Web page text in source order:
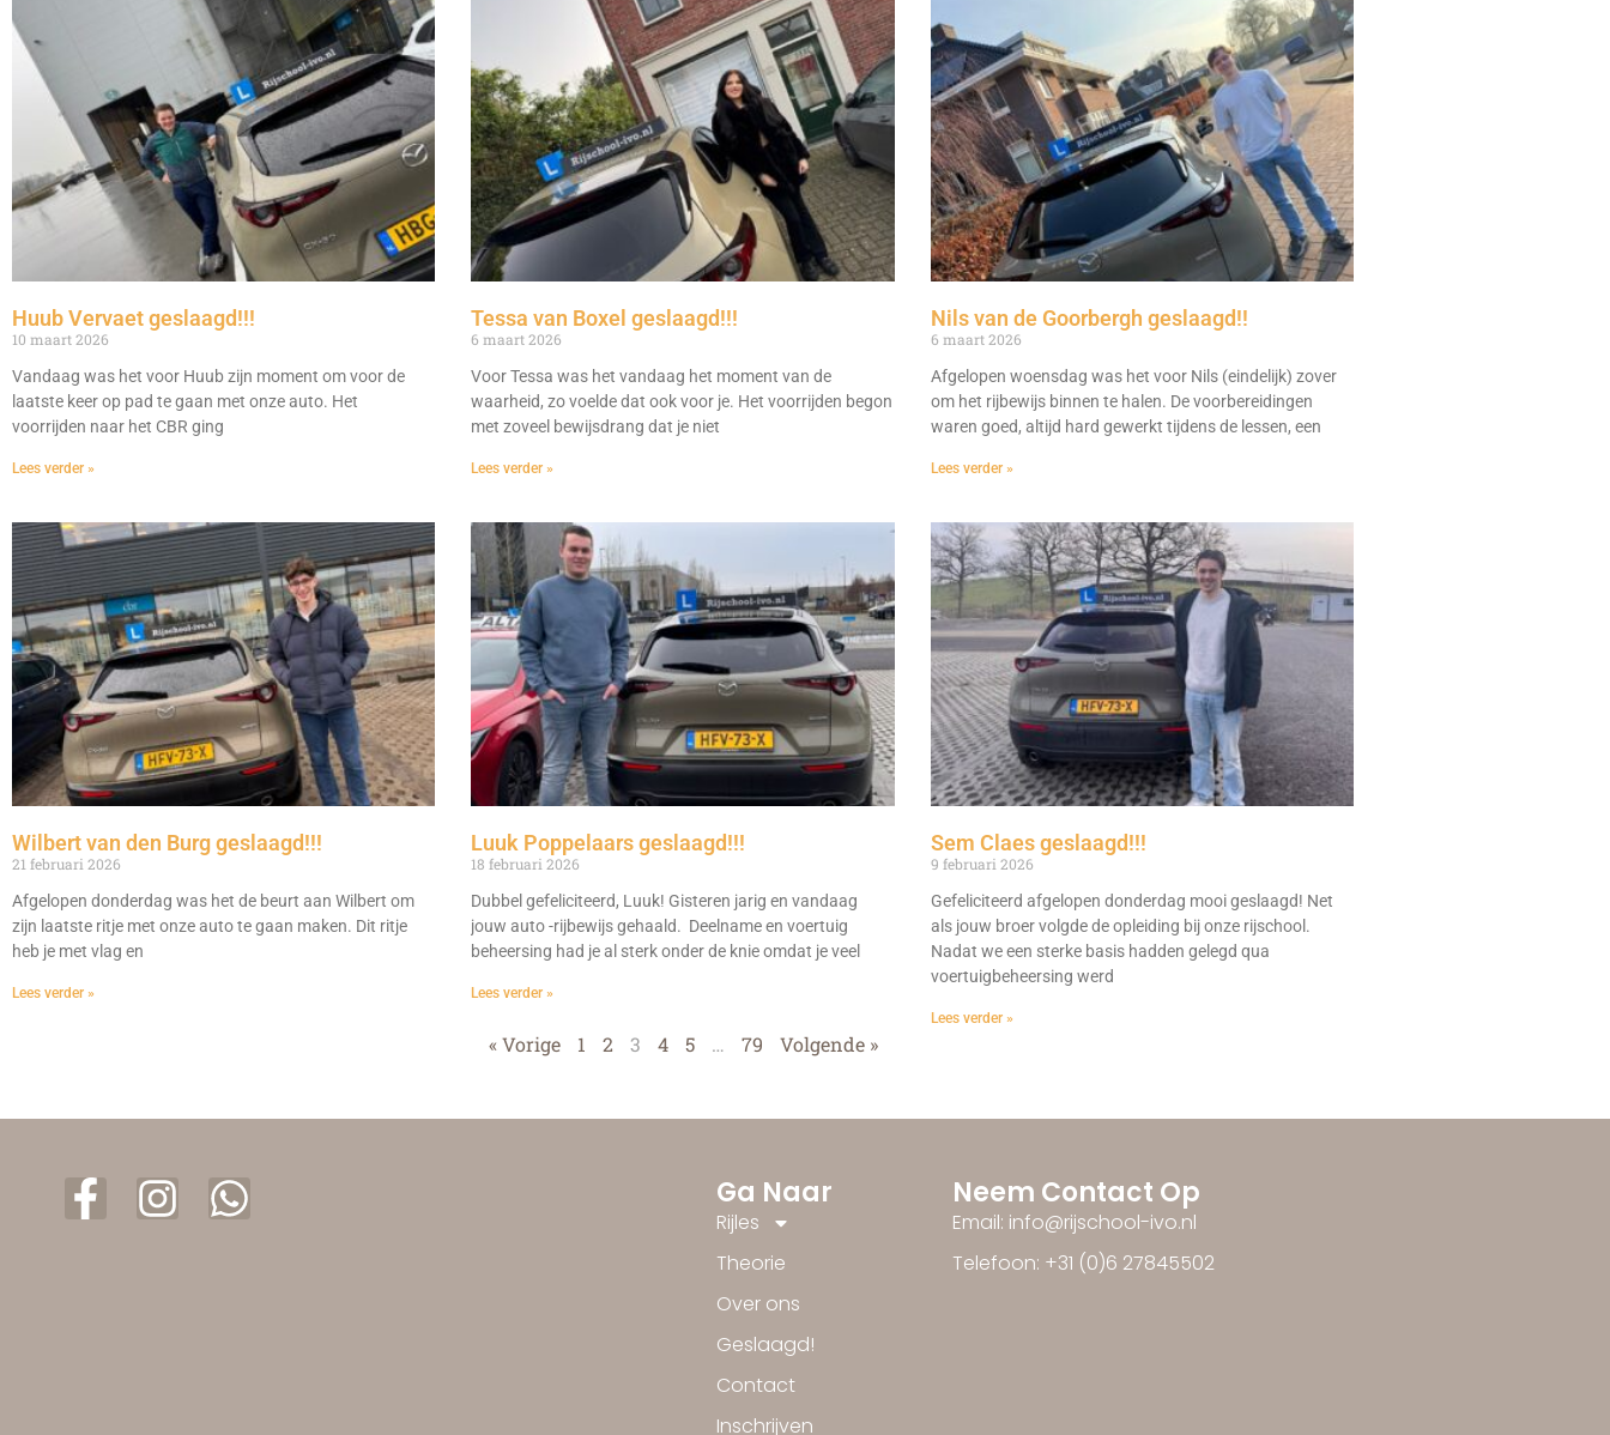
Huub Vervaet geslaagd!!!
10 maart 2026
Vandaag was het voor Huub zijn moment om voor de
laatste keer op pad te gaan met onze auto. Het
voorrijden naar het CBR ging
Lees verder »
Tessa van Boxel geslaagd!!!
6 maart 2026
Voor Tessa was het vandaag het moment van de
waarheid, zo voelde dat ook voor je. Het voorrijden begon
met zoveel bewijsdrang dat je niet
Lees verder »
Nils van de Goorbergh geslaagd!!
6 maart 2026
Afgelopen woensdag was het voor Nils (eindelijk) zover
om het rijbewijs binnen te halen. De voorbereidingen
waren goed, altijd hard gewerkt tijdens de lessen, een
Lees verder »
Wilbert van den Burg geslaagd!!!
21 februari 2026
Afgelopen donderdag was het de beurt aan Wilbert om
zijn laatste ritje met onze auto te gaan maken. Dit ritje
heb je met vlag en
Lees verder »
Luuk Poppelaars geslaagd!!!
18 februari 2026
Dubbel gefeliciteerd, Luuk! Gisteren jarig en vandaag
jouw auto -rijbewijs gehaald. Deelname en voertuig
beheersing had je al sterk onder de knie omdat je veel
Lees verder »
Sem Claes geslaagd!!!
9 februari 2026
Gefeliciteerd afgelopen donderdag mooi geslaagd! Net
als jouw broer volgde de opleiding bij onze rijschool.
Nadat we een sterke basis hadden gelegd qua
voertuigbeheersing werd
Lees verder »
« Vorige 1 2 3 4 5 … 79 Volgende »
Ga Naar
Rijles
Theorie
Over ons
Geslaagd!
Contact
Inschrijven
Neem Contact Op
Email: info@rijschool-ivo.nl
Telefoon: +31 (0)6 27845502